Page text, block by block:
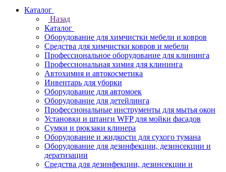
Каталог
Назад
Каталог
Оборудование для химчистки мебели и ковров
Средства для химчистки ковров и мебели
Профессиональное оборудование для клининга
Профессиональная химия для клининга
Автохимия и автокосметика
Инвентарь для уборки
Оборудование для автомоек
Оборудование для детейлинга
Профессиональные инструменты для мытья окон
Установки и штанги WFP для мойки фасадов
Сумки и рюкзаки клинера
Оборудование и жидкости для сухого тумана
Оборудование для дезинфекции, дезинсекции и
дератизации
Средства для дезинфекции, дезинсекции и